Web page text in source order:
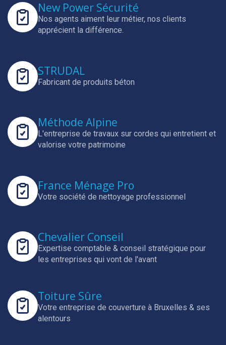
New Power Sécurité
Nos agents aiment leur métier, nos clients
apprécient la différence.
STRUDAL
Fabricant de produits béton
Méthode Alpine
L'entreprise de travaux sur cordes qui entretient et
valorise votre patrimoine
France Ménage Pro
Votre société de nettoyage professionnel
Chevalier Conseil
Expertise comptable & conseil stratégique pour
les entreprises qui vont de l'avant
Toiture Sûre
Votre entreprise de couverture à Bruxelles & ses
alentours